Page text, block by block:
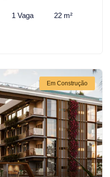
1 Vaga 22 m²
Em Construção